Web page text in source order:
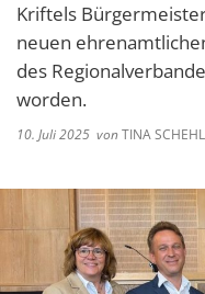
Kriftels
neuen
des
worden.
10. Juli 2025 vonTINA